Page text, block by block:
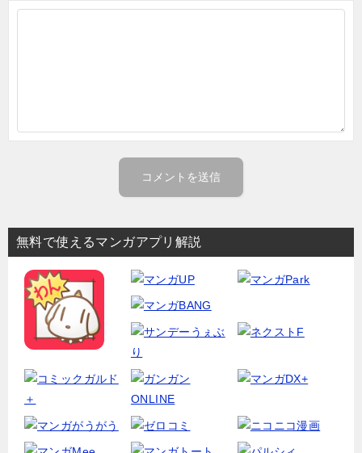
無料で使えるマンガアプリ解説